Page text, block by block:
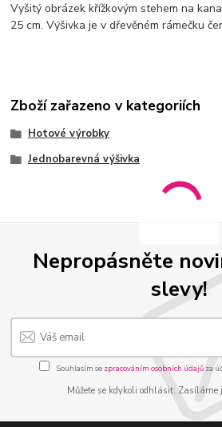
Vyšitý obrázek křížkovým stehem na
25 cm. Výšivka je v dřevěném rámečku
Zboží zařazeno v kategoriích
Hotové výrobky
Jednobarevná výšivka
Nepropásněte
slevy!
Souhlasím se zpracováním osobních údajůza
Můžete se kdykoli odhlásit. Zasíláme